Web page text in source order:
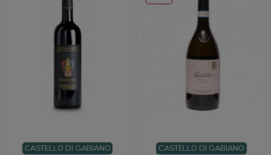
CASTELLO DI GABIANO CASTELLO DI GABIANO